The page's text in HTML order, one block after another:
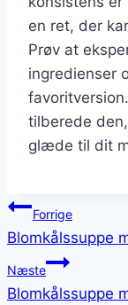
en ret, der
Prøv at
ingredienser
tilberede
glæde til dit
Forrige
Blomkålssuppe
Næste
Blomkålssuppe